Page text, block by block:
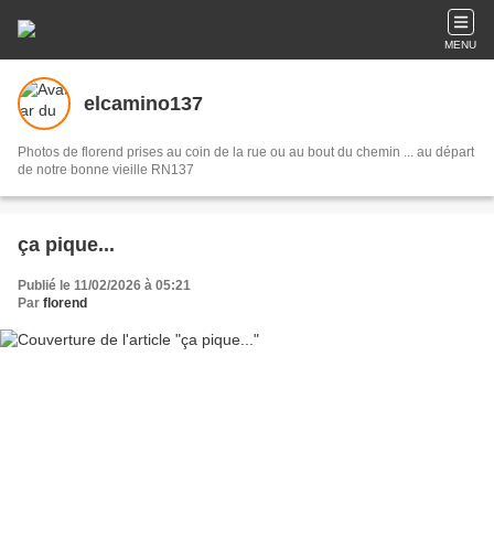
MENU
elcamino137
Photos de florend prises au coin de la rue ou au bout du chemin ... au départ
de notre bonne vieille RN137
ça pique...
Publié le 11/02/2026 à 05:21
Par florend